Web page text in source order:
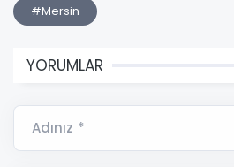
#Mersin
YORUMLAR
Adınız *